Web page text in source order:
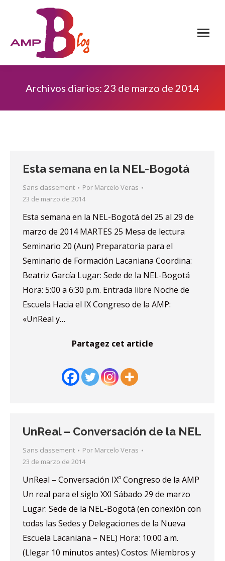
Archivos diarios: 23 de marzo de 2014
Esta semana en la NEL-Bogotá
Sans classement Por Marcelo Veras
23 de marzo de 2014
Esta semana en la NEL-Bogotá del 25 al 29 de
marzo de 2014 MARTES 25 Mesa de lectura
Seminario 20 (Aun) Preparatoria para el
Seminario de Formación Lacaniana Coordina:
Beatriz García Lugar: Sede de la NEL-Bogotá
Hora: 5:00 a 6:30 p.m. Entrada libre Noche de
Escuela Hacia el IX Congreso de la AMP:
«UnReal y…
Partagez cet article
UnReal – Conversación de la NEL
Sans classement Por Marcelo Veras
23 de marzo de 2014
UnReal – Conversación IXº Congreso de la AMP
Un real para el siglo XXI Sábado 29 de marzo
Lugar: Sede de la NEL-Bogotá (en conexión con
todas las Sedes y Delegaciones de la Nueva
Escuela Lacaniana – NEL) Hora: 10:00 a.m.
(Llegar 10 minutos antes) Costos: Miembros y